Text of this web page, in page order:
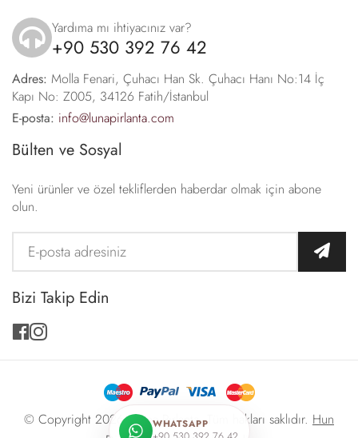
icon
Yardıma mı ihtiyacınız var?
+90 530 392 76 42
Adres: Molla Fenari, Çuhacı Han Sk. Çuhacı Hanı No:14 İç
Kapı No: Z005, 34126 Fatih/İstanbul
E-posta: info@lunapirlanta.com
Bülten ve Sosyal
Yeni ürünler ve özel tekliflerden haberdar olmak için abone
olun.
Bizi Takip Edin
facebook
instagram
© Copyright 2026 -Luna Pırlanta. Tüm hakları saklıdır. Hun
WHATSAPP